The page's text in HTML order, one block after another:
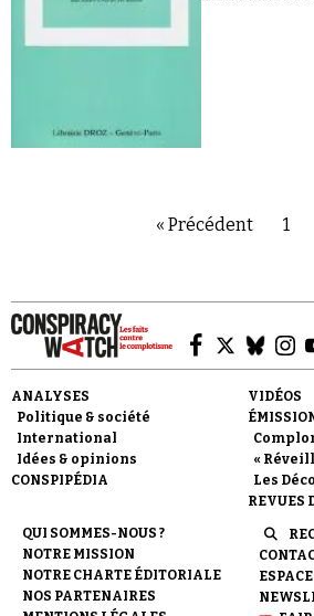
« Précédent 1
ANALYSES
Politique & société
International
Idées & opinions
CONSPIPÉDIA
VIDÉOS
«
Les
REVUES
QUI SOMMES-NOUS ?
NOTRE MISSION
NOTRE CHARTE ÉDITORIALE
NOS PARTENAIRES